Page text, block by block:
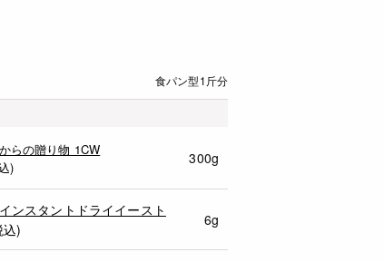
食パン型1斤分
らの贈り物 1CW
)
300g
ンスタントドライイースト
)
6g